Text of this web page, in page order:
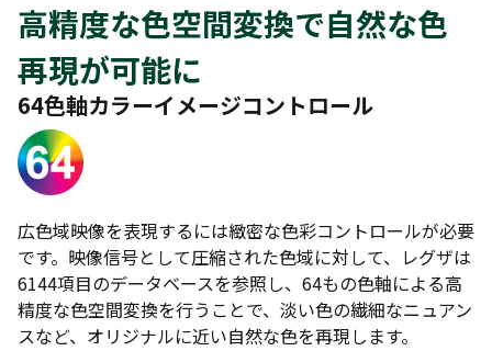
高精度な色空間変換で自然な色
再現が可能に
64色軸カラーイメージコントロール
広色域映像を表現するには緻密な色彩コントロールが必要
です。映像信号として圧縮された色域に対して、レグザは
6144項目のデータベースを参照し、64もの色軸による高
精度な色空間変換を行うことで、淡い色の繊細なニュアン
スなど、オリジナルに近い自然な色を再現します。